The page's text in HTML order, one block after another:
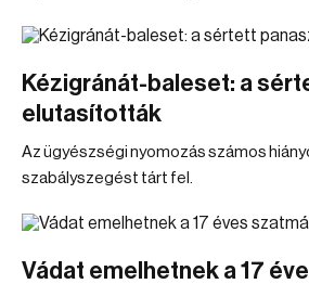
Kézigránát-baleset: a
elutasították
Az ügyészségi nyomozás számos
szabályszegést tárt fel.
Vádat emelhetnek a 17